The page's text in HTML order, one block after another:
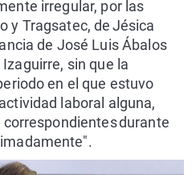
irregular, por las
y Tragsatec, de Jésica
de José Luis Ábalos
sin que la
en el que estuvo
laboral alguna,
durante